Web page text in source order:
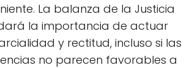
La balanza de la Justicia
la importancia de actuar
y rectitud, incluso si las
no parecen favorables a